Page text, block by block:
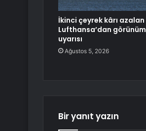
İkinci çeyrek kârı azalan
Lufthansa’dan görünüm
uyarısı
Ağustos 5, 2026
Bir yanıt yazın